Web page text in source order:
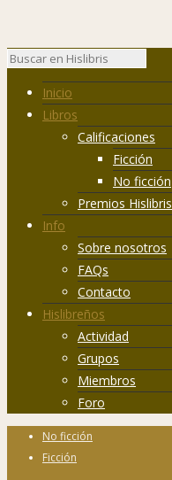
Inicio
Libros
Calificaciones
Ficción
No ficción
Premios
Info
Sobre nosotros
FAQs
Contacto
Hislibreños
Actividad
Grupos
Miembros
Foro
No ficción
Ficción